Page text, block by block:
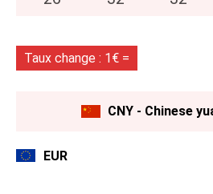
Taux change : 1€ =
CNY - Chinese
EUR